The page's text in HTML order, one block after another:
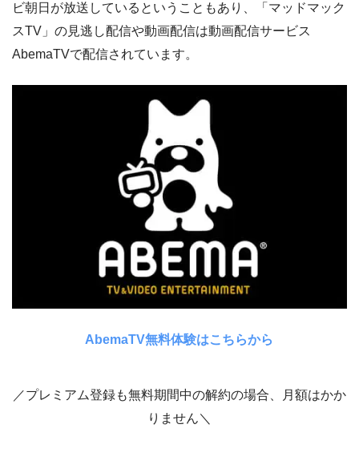
ビ朝日が放送しているということもあり、「マッドマック
スTV」の見逃し配信や動画配信は動画配信サービス
AbemaTVで配信されています。
AbemaTV無料体験はこちらから
／プレミアム登録も無料期間中の解約の場合、月額はかか
りません＼